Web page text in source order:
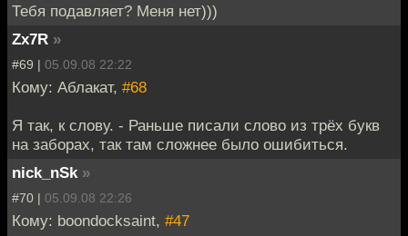
Тебя подавляет? Меня нет)))
Zx7R »
#69 | 05.09.08 22:22
Кому: Аблакат, #68
Я так, к слову. - Раньше писали слово из трёх букв
на заборах, так там сложнее было ошибиться.
nick_nSk »
#70 | 05.09.08 22:26
Кому: boondocksaint, #47